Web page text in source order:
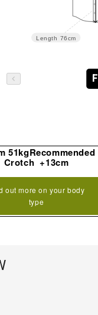
Length 76cm
F
51kgRecommended
Crotch +13cm
out more on your body
type